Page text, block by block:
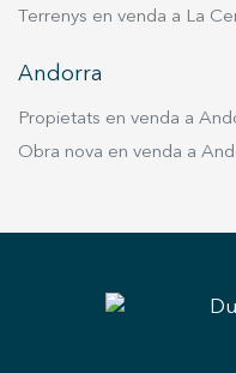
Terrenys en venda a La
Andorra
Propietats en venda a
Obra nova en venda a